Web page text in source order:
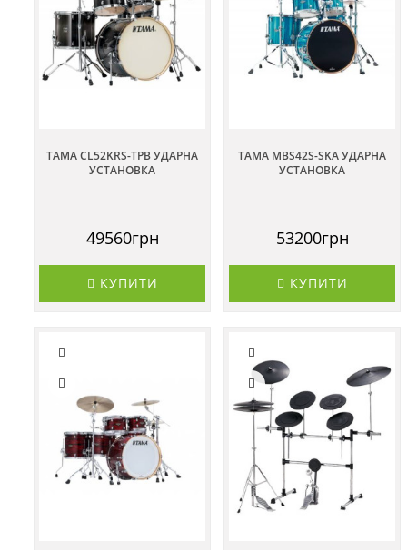
TAMA CL52KRS-TPB УДАРНА
УСТАНОВКА
49560грн
КУПИТИ
TAMA MBS42S-SKA УДАРНА
УСТАНОВКА
53200грн
КУПИТИ